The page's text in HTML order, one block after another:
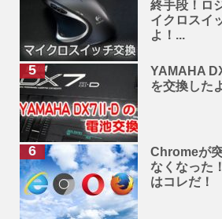
終手段！ロ
イクロスイ
よ！...
YAMAHA
を交換した
Chromeが
なくなった
はコレだ！